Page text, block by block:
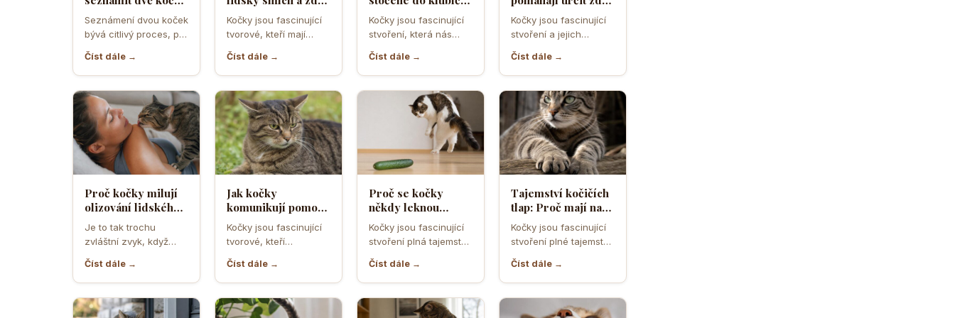
a předejít
teritoriálním
válkám
Seznámení dvou koček
bývá citlivý proces, při
minuty, pachy,
prostředí i…
Číst dále →
ho považují za
projev radosti nebo
hrozbu
Kočky jsou fascinující
tvorové, kteří mají
komunikace a vnímání
světa. Když se…
Číst dále →
a jak si tím chrání
tělesné teplo a
orgány
Kočky jsou fascinující
stvoření, která nás
svým chováním a
postoji. Jedno z…
Číst dále →
se kočka vejde do
úzkého otvoru
Kočky jsou fascinující
stvoření a jejich
proklouznout i těmi
nejužšími otvory je
často…
Číst dále →
Proč kočky milují
olizování lidského
potu a co je na něm
tak láká
Je to tak trochu
zvláštní zvyk, když
vaše kočka přijde a
začne vám olizovat…
Číst dále →
Jak kočky
komunikují pomocí
uší a co znamená
když je otočí
dozadu jako letadlo
Kočky jsou fascinující
tvorové, kteří
komunikují mnoha
způsoby, ale často
podceňovaným
prostředkem jejich
vyjádření…
Číst dále →
Proč se kočky
někdy leknou
obyčejné okurky a
jak funguje jejich
obranný reflex
Kočky jsou fascinující
stvoření plná tajemství
a nečekaných reakcí.
Jedním z těchto
překvapivých jevů…
Číst dále →
Tajemství kočičích
tlap: Proč mají na
předních nohách
pět prstů a na
zadních jen čtyři
Kočky jsou fascinující
stvoření plné tajemství,
a jejich tlapky nejsou
výjimkou. Když se
podíváme…
Číst dále →